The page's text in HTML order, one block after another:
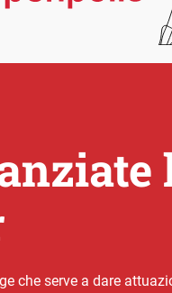
che serve a dare